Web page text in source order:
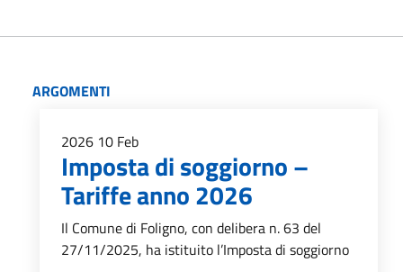
ARGOMENTI
2026 10 Feb
Imposta di soggiorno –
Tariffe anno 2026
Il Comune di Foligno, con delibera n. 63 del
27/11/2025, ha istituito l’Imposta di soggiorno